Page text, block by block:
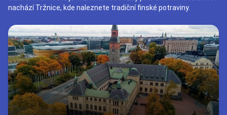
nachází Tržnice, kde naleznete tradiční finské potraviny.